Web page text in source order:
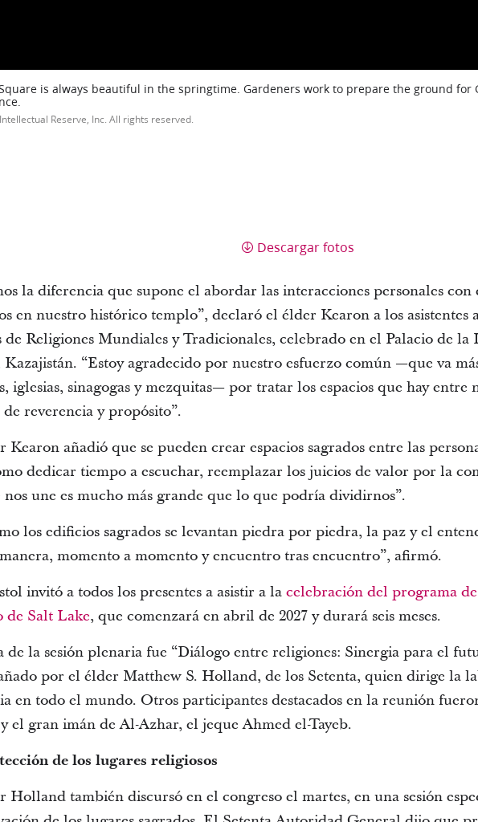
is always beautiful in the springtime. Gardeners work to prepare the ground for
Reserve, Inc. All rights reserved.
Descargar fotos
la diferencia que supone el abordar las interacciones personales
en nuestro histórico templo”, declaró el élder Kearon a los
de Religiones Mundiales y Tradicionales, celebrado en el Palacio de la
Kazajistán. “Estoy agradecido por nuestro esfuerzo común —que va
iglesias, sinagogas y mezquitas— por tratar los espacios que hay entre
de reverencia y propósito”.
Kearon añadió que se pueden crear espacios sagrados entre las
dedicar tiempo a escuchar, reemplazar los juicios de valor por la
nos une es mucho más grande que lo que podría dividirnos”.
los edificios sagrados se levantan piedra por piedra, la paz y el
momento a momento y encuentro tras encuentro”, afirmó.
invitó a todos los presentes a asistir a la celebración del programa
de Salt Lake, que comenzará en abril de 2027 y durará seis meses.
de la sesión plenaria fue “Diálogo entre religiones: Sinergia para el
por el élder Matthew S. Holland, de los Setenta, quien dirige la
en todo el mundo. Otros participantes destacados en la reunión
el gran imán de Al-Azhar, el jeque Ahmed el-Tayeb.
de los lugares religiosos
Holland también discursó en el congreso el martes, en una sesión